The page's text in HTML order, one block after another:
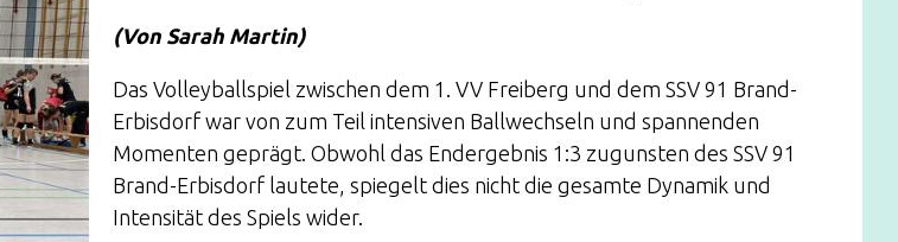
(Von Sarah Martin)
Das Volleyballspiel zwischen dem 1. VV Freiberg und dem SSV 91 Brand-
Erbisdorf war von zum Teil intensiven Ballwechseln und spannenden
Momenten geprägt. Obwohl das Endergebnis 1:3 zugunsten des SSV 91
Brand-Erbisdorf lautete, spiegelt dies nicht die gesamte Dynamik und
Intensität des Spiels wider.